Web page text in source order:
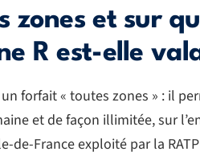
zones et sur
R est-elle
forfait « toutes zones » : il
et de façon illimitée, sur
de-France exploité par la